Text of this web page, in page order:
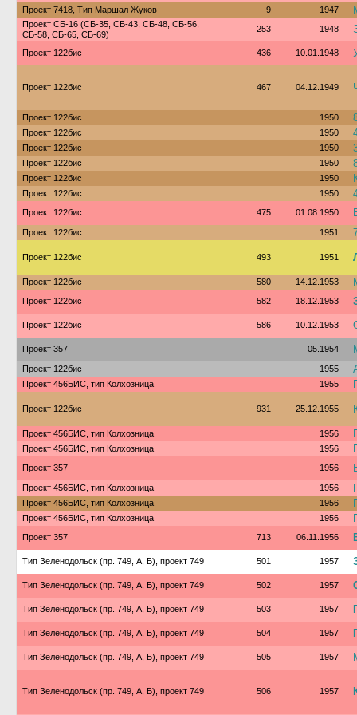
Проект 7418, Тип Маршал Жуков 9 1947
Проект СБ-16 (СБ-35, СБ-43, СБ-48, СБ-56,
СБ-58, СБ-65, СБ-69)
253 1948
Проект 122бис 436 10.01.1948
Проект 122бис 467 04.12.1949
Проект 122бис 1950
Проект 122бис 1950
Проект 122бис 1950
Проект 122бис 1950
Проект 122бис 1950
Проект 122бис 1950
Проект 122бис 475 01.08.1950
Проект 122бис 1951
Проект 122бис 493 1951
Проект 122бис 580 14.12.1953
Проект 122бис 582 18.12.1953
Проект 122бис 586 10.12.1953
Проект 357 05.1954
Проект 122бис 1955
Проект 456БИС, тип Колхозница 1955
Проект 122бис 931 25.12.1955
Проект 456БИС, тип Колхозница 1956
Проект 456БИС, тип Колхозница 1956
Проект 357 1956
Проект 456БИС, тип Колхозница 1956
Проект 456БИС, тип Колхозница 1956
Проект 456БИС, тип Колхозница 1956
Проект 357 713 06.11.1956
Тип Зеленодольск (пр. 749, А, Б), проект 749 501 1957
Тип Зеленодольск (пр. 749, А, Б), проект 749 502 1957
Тип Зеленодольск (пр. 749, А, Б), проект 749 503 1957
Тип Зеленодольск (пр. 749, А, Б), проект 749 504 1957
Тип Зеленодольск (пр. 749, А, Б), проект 749 505 1957
Тип Зеленодольск (пр. 749, А, Б), проект 749 506 1957